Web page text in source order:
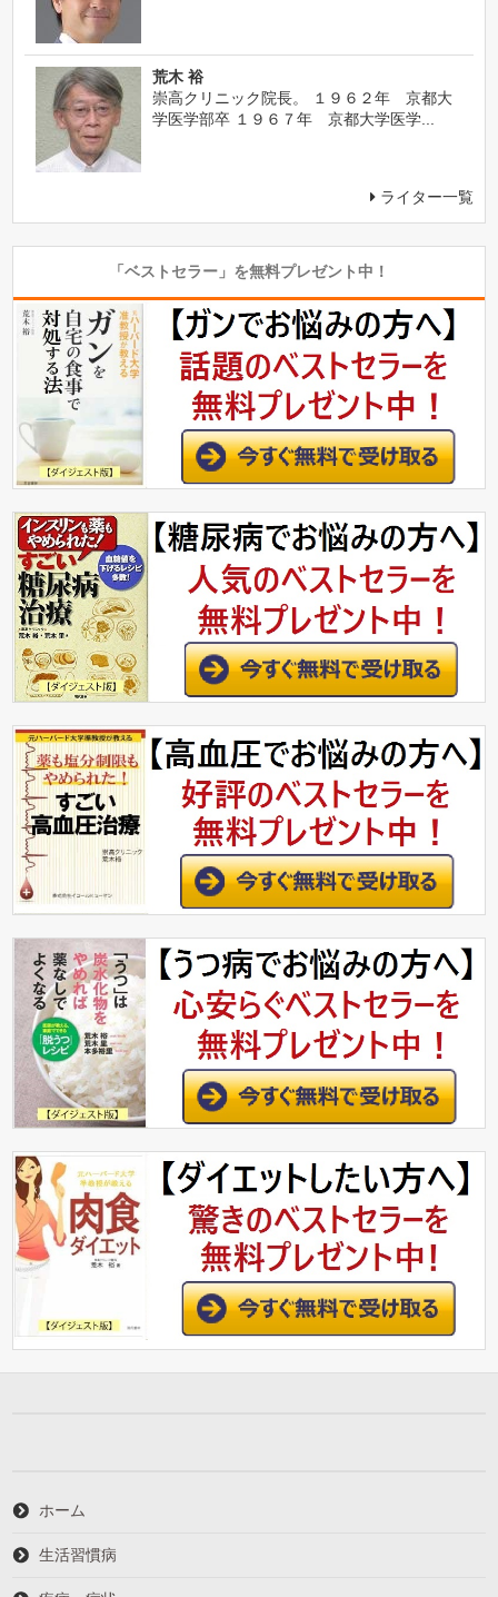
荒木 裕
崇高クリニック院長。 １９６２年 京都大
学医学部卒 １９６７年 京都大学医学...
ライター一覧
「ベストセラー」を無料プレゼント中！
ホーム
生活習慣病